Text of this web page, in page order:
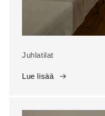
Juhlatilat
Lue lisää